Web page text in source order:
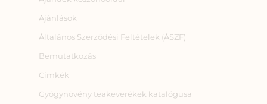
Ajánlások
Általános Szerződési Feltételek (ÁSZF)
Bemutatkozás
Címkék
Gyógynövény teakeverékek katalógusa